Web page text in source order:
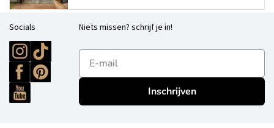
Socials Niets missen? schrijf je in!
E-mailadres
Inschrijven